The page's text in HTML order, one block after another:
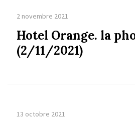
2 novembre 2021
Hotel Orange. la
(2/11/2021)
13 octobre 2021